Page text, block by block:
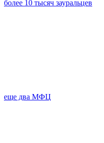
более 10 тысяч зауральцев
еще два МФЦ